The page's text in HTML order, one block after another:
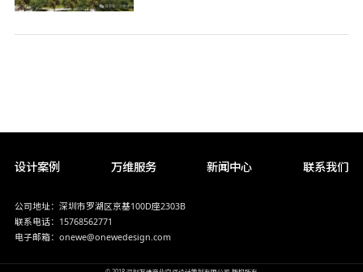
设计案例 万维服务 新闻中心 联系我们
公司地址：深圳市罗湖区京基100D座2303B
联系电话：15768562771
电子邮箱：onewe@onewedesign.com